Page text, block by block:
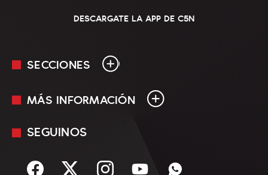
DESCARGATE LA APP DE C5N
SECCIONES
En Vivo
Sociedad
MÁS INFORMACIÓN
Mediakit
Términos y condiciones
SEGUINOS